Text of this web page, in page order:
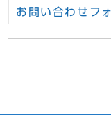
お問い合わせフ